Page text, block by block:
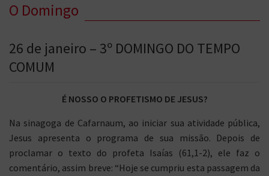
O Domingo
26 de janeiro – 3º DOMINGO DO TEMPO
COMUM
É NOSSO O PROFETISMO DE JESUS?
Na sinagoga de Cafarnaum, ao iniciar sua atividade pública,
Jesus apresenta o programa de sua missão. Depois de
proclamar o texto do profeta Isaías (61,1-2), ele faz o
comentário, assim breve: “Hoje se cumpriu esta passagem da